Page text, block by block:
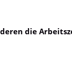
die